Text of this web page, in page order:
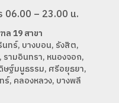
06.00 – 23.00 น.
ล 19 สาขา
ทร์, บางบอน, รังสิต,
ามอินทรา, หนองจอก,
ษฐ์มนูธรรม, ศรีอยุธยา,
, คลองหลวง, บางพลี